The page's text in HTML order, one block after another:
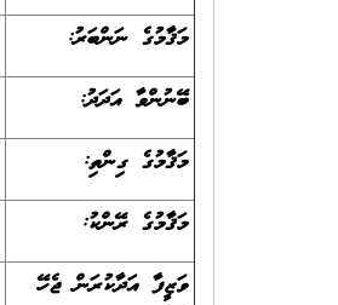
މަޤާމުގެ ނަންބަރު:
ބޭނުންވާ އަދަދު:
މަޤާމުގެ ގިންތި:
މަޤާމުގެ ރޭންކު:
ވަޒީފާ އަދާކުރަން ޖެހޭ